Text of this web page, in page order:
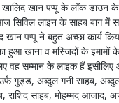
खान पप्पू के लॉक डाउन के
लाइन के साहब बाग में
पप्पू ने बहुत अच्छा कार्य
हुआ खाना व मस्जिदों के
सम्मान के लाइक हैं इसीलिए
गुड्ड, अब्दुल गनी साहब,
राशिद साहब, मोहम्मद आजाद,